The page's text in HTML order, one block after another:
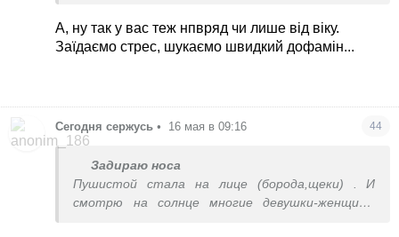
А, ну так у вас теж нпвряд чи лише від віку.
Заїдаємо стрес, шукаємо швидкий дофамін...
Сегодня сержусь • 16 мая в 09:16 44
Задираю носа
Пушистой стала на лице (борода,щеки) . И
смотрю на солнце многие девушки-женщины